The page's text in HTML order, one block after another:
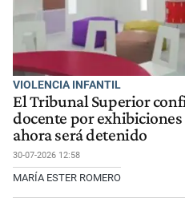
VIOLENCIA INFANTIL
El Tribunal Superior
docente por exhibiciones
ahora será detenido
30-07-2026 12:58
MARÍA ESTER ROMERO